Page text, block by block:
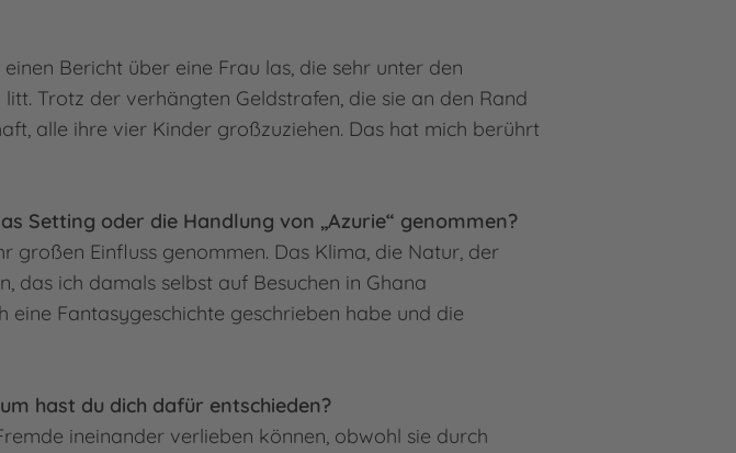
Bericht über eine Frau las, die sehr unter den
Trotz der verhängten Geldstrafen, die sie an den Rand
alle ihre vier Kinder großzuziehen. Das hat mich berührt
Setting oder die Handlung von „Azurie“ genommen?
großen Einfluss genommen. Das Klima, die Natur, der
das ich damals selbst auf Besuchen in Ghana
eine Fantasygeschichte geschrieben habe und die
hast du dich dafür entschieden?
ineinander verlieben können, obwohl sie durch